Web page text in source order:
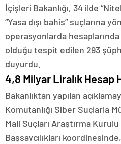
İçişleri Bakanlığı, 34 ilde
“Yasa dışı bahis” suçlarına
operasyonlarda
olduğu tespit edilen 293
duyurdu.
4,8 Milyar Liralık Hesap
Bakanlıktan yapılan
Komutanlığı Siber Suçlarla
Mali Suçları Araştırma
Başsavcılıkları